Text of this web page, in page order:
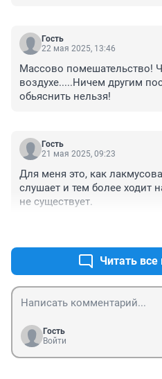
Гость
22 мая 2025, 13:46
Массово помешательство!
воздухе.....Ничем другим
обьяснить нельзя!
Гость
21 мая 2025, 09:23
Для меня это, как
слушает и тем более ходит
не существует.
Читать
Гость
Войти